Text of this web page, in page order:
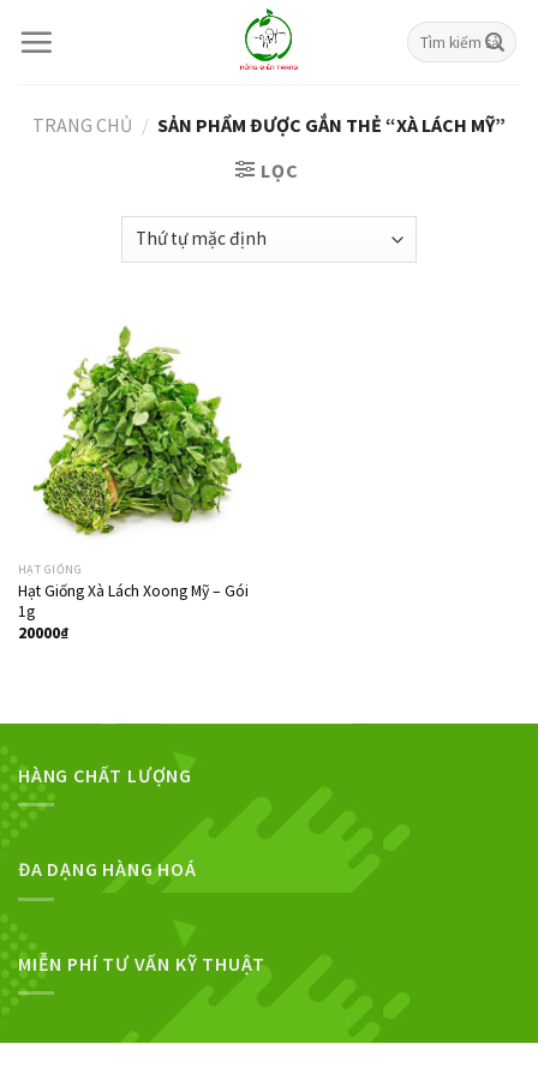
Tìm
kiếm:
TRANG CHỦ / SẢN PHẨM ĐƯỢC GẮN THẺ “XÀ LÁCH MỸ”
LỌC
HẠT GIỐNG
Hạt Giống Xà Lách Xoong Mỹ – Gói
1g
20000₫
HÀNG CHẤT LƯỢNG
ĐA DẠNG HÀNG HOÁ
MIỄN PHÍ TƯ VẤN KỸ THUẬT